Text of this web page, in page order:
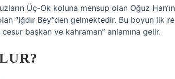
Üç-Ok koluna mensup olan Oğuz
“Iğdır Bey”den gelmektedir. Bu boyun ilk
başkan ve kahraman” anlamına gelir.